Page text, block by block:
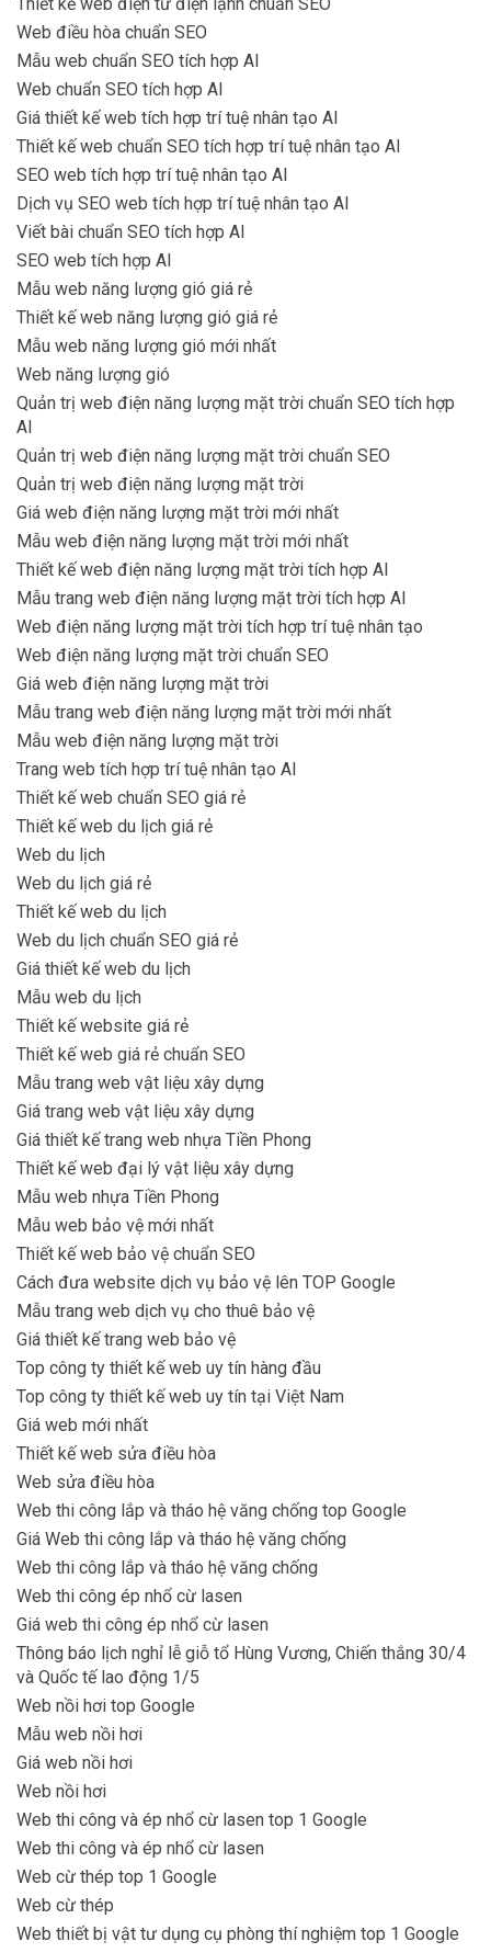
Web điều hòa chuẩn SEO
Mẫu web chuẩn SEO tích hợp AI
Web chuẩn SEO tích hợp AI
Giá thiết kế web tích hợp trí tuệ nhân tạo AI
Thiết kế web chuẩn SEO tích hợp trí tuệ nhân tạo AI
SEO web tích hợp trí tuệ nhân tạo AI
Dịch vụ SEO web tích hợp trí tuệ nhân tạo AI
Viết bài chuẩn SEO tích hợp AI
SEO web tích hợp AI
Mẫu web năng lượng gió giá rẻ
Thiết kế web năng lượng gió giá rẻ
Mẫu web năng lượng gió mới nhất
Web năng lượng gió
Quản trị web điện năng lượng mặt trời chuẩn SEO tích hợp
AI
Quản trị web điện năng lượng mặt trời chuẩn SEO
Quản trị web điện năng lượng mặt trời
Giá web điện năng lượng mặt trời mới nhất
Mẫu web điện năng lượng mặt trời mới nhất
Thiết kế web điện năng lượng mặt trời tích hợp AI
Mẫu trang web điện năng lượng mặt trời tích hợp AI
Web điện năng lượng mặt trời tích hợp trí tuệ nhân tạo
Web điện năng lượng mặt trời chuẩn SEO
Giá web điện năng lượng mặt trời
Mẫu trang web điện năng lượng mặt trời mới nhất
Mẫu web điện năng lượng mặt trời
Trang web tích hợp trí tuệ nhân tạo AI
Thiết kế web chuẩn SEO giá rẻ
Thiết kế web du lịch giá rẻ
Web du lịch
Web du lịch giá rẻ
Thiết kế web du lịch
Web du lịch chuẩn SEO giá rẻ
Giá thiết kế web du lịch
Mẫu web du lịch
Thiết kế website giá rẻ
Thiết kế web giá rẻ chuẩn SEO
Mẫu trang web vật liệu xây dựng
Giá trang web vật liệu xây dựng
Giá thiết kế trang web nhựa Tiền Phong
Thiết kế web đại lý vật liệu xây dựng
Mẫu web nhựa Tiền Phong
Mẫu web bảo vệ mới nhất
Thiết kế web bảo vệ chuẩn SEO
Cách đưa website dịch vụ bảo vệ lên TOP Google
Mẫu trang web dịch vụ cho thuê bảo vệ
Giá thiết kế trang web bảo vệ
Top công ty thiết kế web uy tín hàng đầu
Top công ty thiết kế web uy tín tại Việt Nam
Giá web mới nhất
Thiết kế web sửa điều hòa
Web sửa điều hòa
Web thi công lắp và tháo hệ văng chống top Google
Giá Web thi công lắp và tháo hệ văng chống
Web thi công lắp và tháo hệ văng chống
Web thi công ép nhổ cừ lasen
Giá web thi công ép nhổ cừ lasen
Thông báo lịch nghỉ lễ giỗ tổ Hùng Vương, Chiến thắng 30/4
và Quốc tế lao động 1/5
Web nồi hơi top Google
Mẫu web nồi hơi
Giá web nồi hơi
Web nồi hơi
Web thi công và ép nhổ cừ lasen top 1 Google
Web thi công và ép nhổ cừ lasen
Web cừ thép top 1 Google
Web cừ thép
Web thiết bị vật tư dụng cụ phòng thí nghiệm top 1 Google